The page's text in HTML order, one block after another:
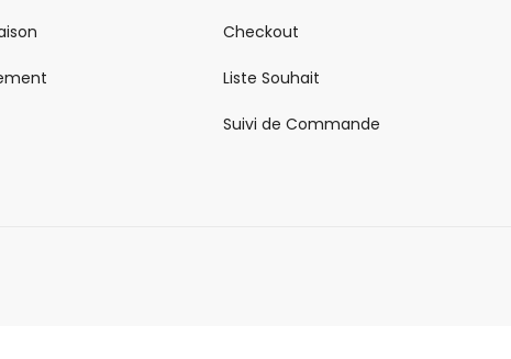
Checkout
Liste Souhait
Suivi de Commande